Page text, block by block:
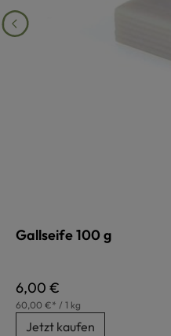
Gallseife 100 g
Regulärer Preis:
6,00 €
60,00 €* / 1 kg
Jetzt kaufen